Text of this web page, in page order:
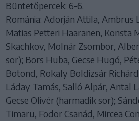
Büntetőpercek: 6-6.
Románia: Adorján Attila, Ambrus
Matias Petteri Haaranen, Konsta
Skachkov, Molnár Zsombor,
sor); Bors Huba, Gecse Hugó,
Botond, Rokaly Boldizsár
Láday Tamás, Salló Alpár, Antal
Gecse Olivér (harmadik sor);
Timaru, Fodor Csanád, Mircea